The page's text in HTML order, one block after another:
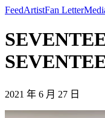
FeedArtistFan Letter
2021 年 6 月 27 日